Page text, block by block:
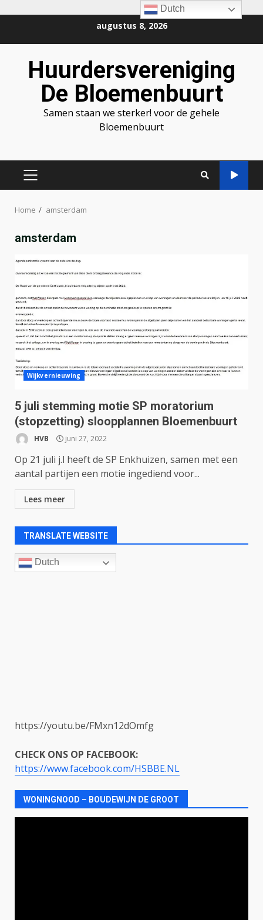
inhoud
augustus 8, 2026
Huurdersvereniging
De Bloemenbuurt
Samen staan we sterker! voor de gehele
Bloemenbuurt
PRIMAIR
Home amsterdam
amsterdam
Wijkvernieuwing
5 juli stemming motie SP moratorium
(stopzetting) sloopplannen Bloemenbuurt
HVB juni 27, 2022
Op 21 juli j.l heeft de SP Enkhuizen, samen met een
aantal partijen een motie ingediend voor...
Lees meer
TRANSLATE WEBSITE
Dutch
https://youtu.be/FMxn12dOmfg
CHECK ONS OP FACEBOOK:
https://www.facebook.com/HSBBE.NL
WONINGNOOD – BOUDEWIJN DE GROOT
Dutch